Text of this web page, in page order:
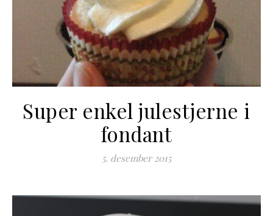
Super enkel julestjerne i
fondant
5. desember 2015